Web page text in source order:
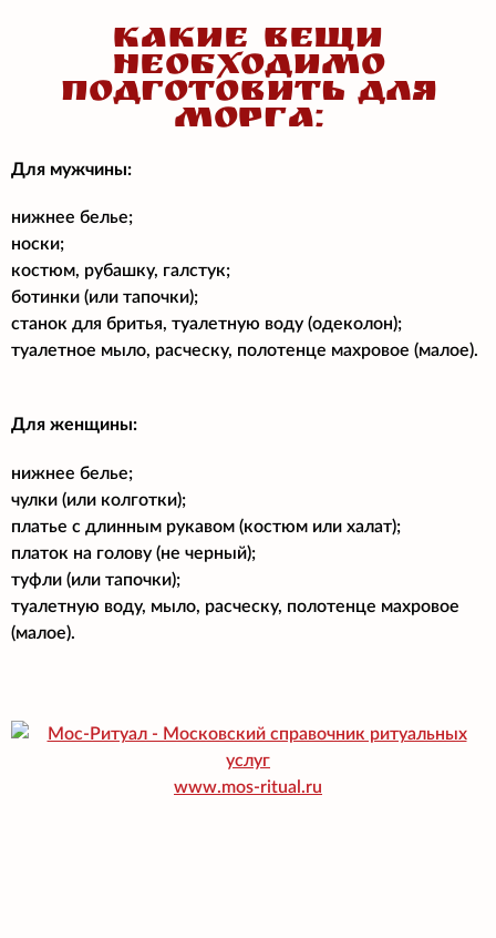
КАКИЕ ВЕЩИ
НЕОБХОДИМО
ПОДГОТОВИТЬ ДЛЯ
МОРГА:
Для мужчины:
нижнее белье;
носки;
костюм, рубашку, галстук;
ботинки (или тапочки);
станок для бритья, туалетную воду (одеколон);
туалетное мыло, расческу, полотенце махровое (малое).
Для женщины:
нижнее белье;
чулки (или колготки);
платье с длинным рукавом (костюм или халат);
платок на голову (не черный);
туфли (или тапочки);
туалетную воду, мыло, расческу, полотенце махровое
(малое).
www.mos-ritual.ru